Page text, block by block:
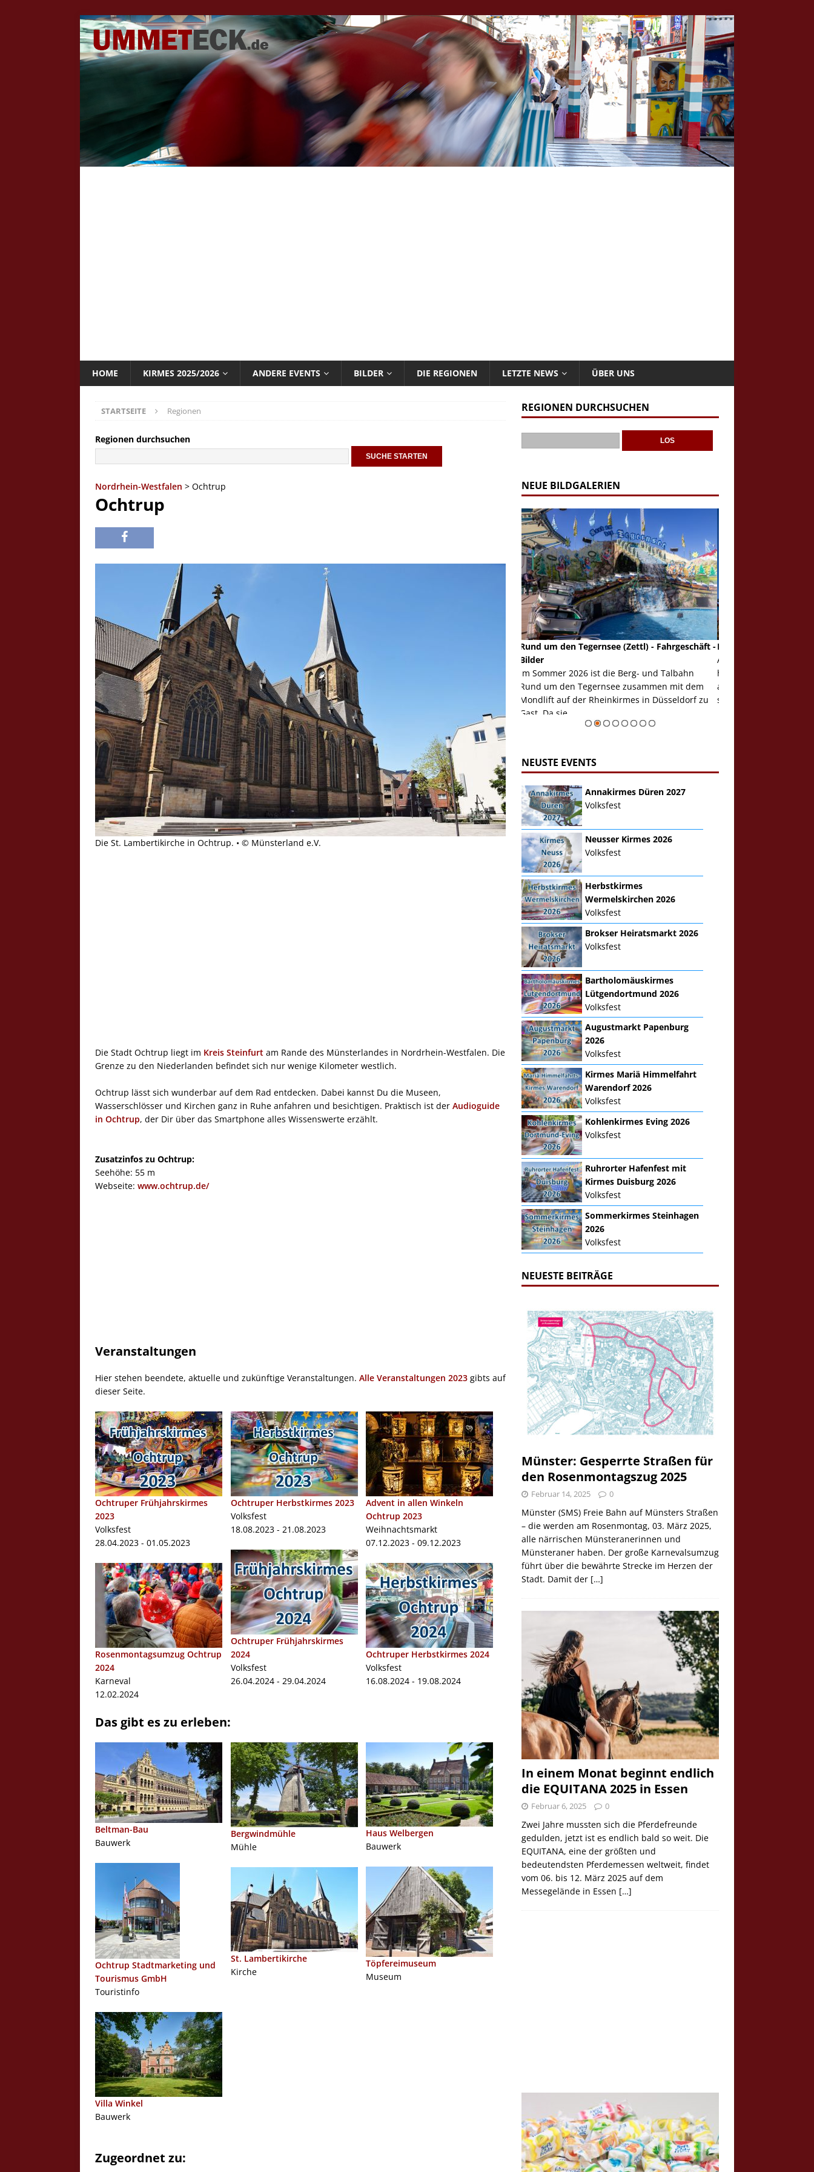
HOME KIRMES 2025/2026 ANDERE EVENTS BILDER DIE REGIONEN LETZTE NEWS ÜBER UNS
STARTSEITE Regionen
Regionen durchsuchen
Nordrhein-Westfalen > Ochtrup
Ochtrup
Die St. Lambertikirche in Ochtrup. • © Münsterland e.V.
Die Stadt Ochtrup liegt im Kreis Steinfurt am Rande des Münsterlandes in Nordrhein-Westfalen. Die
Grenze zu den Niederlanden befindet sich nur wenige Kilometer westlich.
Ochtrup lässt sich wunderbar auf dem Rad entdecken. Dabei kannst Du die Museen,
Wasserschlösser und Kirchen ganz in Ruhe anfahren und besichtigen. Praktisch ist der Audioguide
in Ochtrup, der Dir über das Smartphone alles Wissenswerte erzählt.
Zusatzinfos zu Ochtrup:
Seehöhe: 55 m
Webseite: www.ochtrup.de/
Veranstaltungen
Hier stehen beendete, aktuelle und zukünftige Veranstaltungen. Alle Veranstaltungen 2023 gibts auf
dieser Seite.
Ochtruper Frühjahrskirmes
2023
Volksfest
28.04.2023 - 01.05.2023
Rosenmontagsumzug Ochtrup
2024
Karneval
12.02.2024
Ochtruper Herbstkirmes 2023
Volksfest
18.08.2023 - 21.08.2023
Ochtruper Frühjahrskirmes
2024
Volksfest
26.04.2024 - 29.04.2024
Advent in allen Winkeln
Ochtrup 2023
Weihnachtsmarkt
07.12.2023 - 09.12.2023
Ochtruper Herbstkirmes 2024
Volksfest
16.08.2024 - 19.08.2024
Das gibt es zu erleben:
Beltman-Bau
Bauwerk
Ochtrup Stadtmarketing und
Tourismus GmbH
Touristinfo
Villa Winkel
Bauwerk
Bergwindmühle
Mühle
St. Lambertikirche
Kirche
Haus Welbergen
Bauwerk
Töpfereimuseum
Museum
Zugeordnet zu:
REGIONEN DURCHSUCHEN
NEUE BILDGALERIEN
Rheinkirmes Düsseldorf 2022
Auch im Jahr 2026 immer noch mal einen Blick
Wert, die Rheinkirmes aus dem Jahr 2022. Am
Sonntag Nachmittag waren wir bei herrlichem
Sommerw...
Zur Bildgalerie
Rund um den Tegernsee (Zettl) - Fahrgeschäft -
Bilder
Im Sommer 2026 ist die Berg- und Talbahn
Rund um den Tegernsee zusammen mit dem
Mondlift auf der Rheinkirmes in Düsseldorf zu
Gast. Da sie ...
Zur Bildgalerie
Mondlift (Zettl) - Fahrgeschäft - Bilder
Auch den Mondlift wollen wir noch einmal
herausstellen, denn das Fahrgeschäft ist 2026
auf der Rheinkirmes in Düsseldorf zu Gast. So
sieht...
Raupenbahn (Steiger/
auf der Kirmes
Im Jahr 2026 feiert die
Schausteller Steiger/
Geburtstag. Daher
- Laufgeschäft -
vom Laufgeschäft "Crazy
Zur Bildgalerie
NEUSTE EVENTS
Annakirmes Düren 2027
Volksfest
Neusser Kirmes 2026
Volksfest
Herbstkirmes
Wermelskirchen 2026
Volksfest
Brokser Heiratsmarkt 2026
Volksfest
Bartholomäuskirmes
Lütgendortmund 2026
Volksfest
Augustmarkt Papenburg
2026
Volksfest
Kirmes Mariä Himmelfahrt
Warendorf 2026
Volksfest
Kohlenkirmes Eving 2026
Volksfest
Ruhrorter Hafenfest mit
Kirmes Duisburg 2026
Volksfest
Sommerkirmes Steinhagen
2026
Volksfest
NEUESTE BEITRÄGE
Münster: Gesperrte Straßen für
den Rosenmontagszug 2025
Februar 14, 2025 0
Münster (SMS) Freie Bahn auf Münsters Straßen
– die werden am Rosenmontag, 03. März 2025,
alle närrischen Münsteranerinnen und
Münsteraner haben. Der große Karnevalsumzug
führt über die bewährte Strecke im Herzen der
Stadt. Damit der […]
In einem Monat beginnt endlich
die EQUITANA 2025 in Essen
Februar 6, 2025 0
Zwei Jahre mussten sich die Pferdefreunde
gedulden, jetzt ist es endlich bald so weit. Die
EQUITANA, eine der größten und
bedeutendsten Pferdemessen weltweit, findet
vom 06. bis 12. März 2025 auf dem
Messegelände in Essen […]